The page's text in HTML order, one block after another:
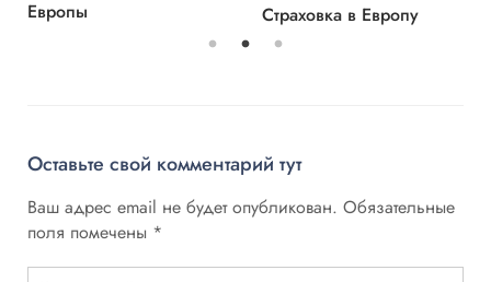
Европы
Страховка в Европу
Оставьте свой комментарий тут
Ваш адрес email не будет опубликован. Обязательные
поля помечены *